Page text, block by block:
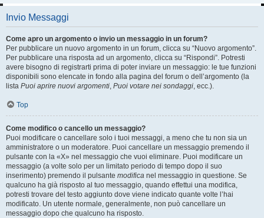
Invio Messaggi
Come apro un argomento o invio un messaggio in un forum?
Per pubblicare un nuovo argomento in un forum, clicca su “Nuovo argomento”.
Per pubblicare una risposta ad un argomento, clicca su “Rispondi”. Potresti
avere bisogno di registrarti prima di poter inviare un messaggio: le tue funzioni
disponibili sono elencate in fondo alla pagina del forum o dell’argomento (la
lista Puoi aprire nuovi argomenti Puoi votare nei sondaggi , ecc.).
Top
Come modifico o cancello un messaggio?
Puoi modificare o cancellare solo i tuoi messaggi, a meno che tu non sia un
amministratore o un moderatore. Puoi cancellare un messaggio premendo il
pulsante con la «X» nel messaggio che vuoi eliminare. Puoi modificare un
messaggio (a volte solo per un limitato periodo di tempo dopo il suo
inserimento) premendo il pulsante modifica nel messaggio in questione. Se
qualcuno ha già risposto al tuo messaggio, quando effettui una modifica,
potresti trovare del testo aggiunto dove viene indicato quante volte l’hai
modificato. Un utente normale, generalmente, non può cancellare un
messaggio dopo che qualcuno ha risposto.